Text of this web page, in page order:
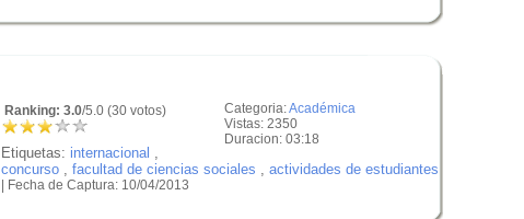
Categoria:Académica
Vistas: 2350
Duracion: 03:18
Ranking: 3.0/5.0 (30 votos)
Etiquetas: internacional
concurso
facultad de ciencias sociales actividades de estudiantes
| Fecha de Captura: 10/04/2013